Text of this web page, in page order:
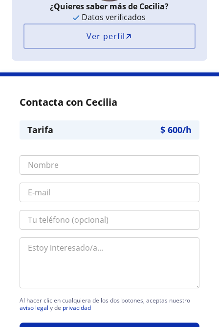
¿Quieres saber más de Cecilia?
Datos verificados
Ver perfil
Contacta con Cecilia
Tarifa $ 600/h
Al hacer clic en cualquiera de los dos botones, aceptas nuestro
aviso legal y de privacidad